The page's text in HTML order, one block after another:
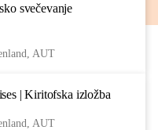
svečevanje
AUT
| Kiritofska izložba
AUT